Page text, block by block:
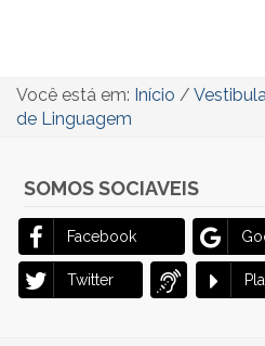
Você está em: Início /
de Linguagem
SOMOS SOCIAVEIS
Facebook
Twitter